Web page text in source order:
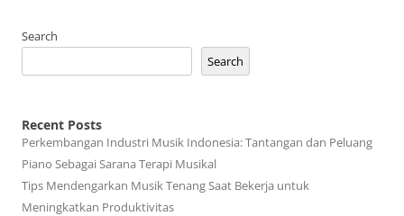
Search
Search
Recent Posts
Perkembangan Industri Musik Indonesia: Tantangan dan Peluang
Piano Sebagai Sarana Terapi Musikal
Tips Mendengarkan Musik Tenang Saat Bekerja untuk
Meningkatkan Produktivitas